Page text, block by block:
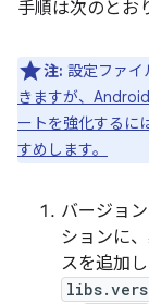
手順は次のとお
注: 設定ファイ
きますが、
ートを強化するに
すめします。
バージョ
ションに
スを追加